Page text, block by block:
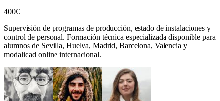
400€
Supervisión de programas de producción, estado de instalaciones y
control de personal. Formación técnica especializada disponible para
alumnos de Sevilla, Huelva, Madrid, Barcelona, Valencia y
modalidad online internacional.